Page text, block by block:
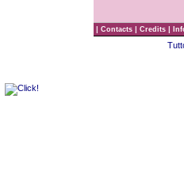
| Contacts | Credits |